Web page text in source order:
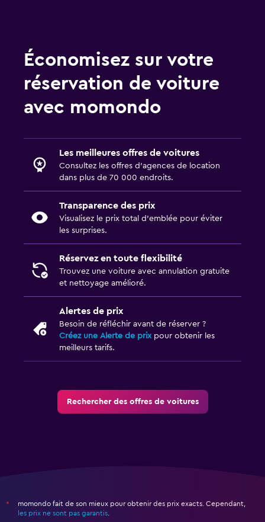
Économisez sur votre
réservation de voiture
avec momondo
Les meilleures offres de voitures
Consultez les offres d’agences de location
dans plus de 70 000 endroits.
Transparence des prix
Visualisez le prix total d’emblée pour éviter
les surprises.
Réservez en toute flexibilité
Trouvez une voiture avec annulation gratuite
et nettoyage amélioré.
Alertes de prix
Besoin de réfléchir avant de réserver ?
Créez une Alerte de prixpour obtenir les
meilleurs tarifs.
Rechercher des offres de voitures
*
momondo fait de son mieux pour obtenir des prix exacts. Cependant,
les prix ne sont pas garantis.